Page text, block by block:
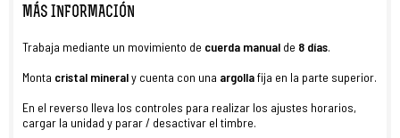
MÁS INFORMACIÓN
Trabaja mediante un movimiento de cuerda manual de 8 días.
Monta cristal mineraly cuenta con una argollafija en la parte superior.
En el reverso lleva los controles para realizar los ajustes horarios,
cargar la unidad y parar / desactivar el timbre.